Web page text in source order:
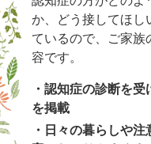
か、どう接してほし
ているので、ご家族
容です。
・認知症の診断を
を掲載
・日々の暮らしや